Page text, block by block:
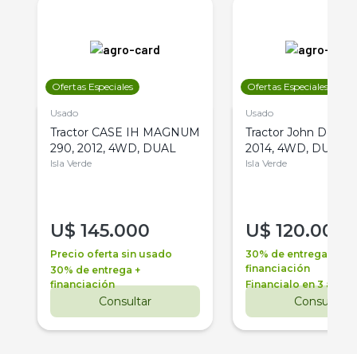
Ofertas Especiales
Usado
Tractor CASE IH MAGNUM
290, 2012, 4WD, DUAL
Isla Verde
U$ 145.000
Precio oferta sin usado
30% de entrega +
financiación
Consultar
Ofertas Especiales
Usado
Tractor John Deere
2014, 4WD, DUAL
Isla Verde
U$ 120.000
30% de entrega +
financiación
Financialo en 3 años
Consultar